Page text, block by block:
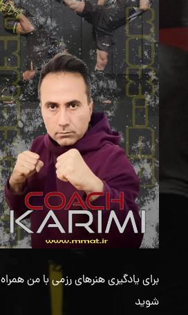
برای یادگیری هنرهای رزمی با من همراه
شوید